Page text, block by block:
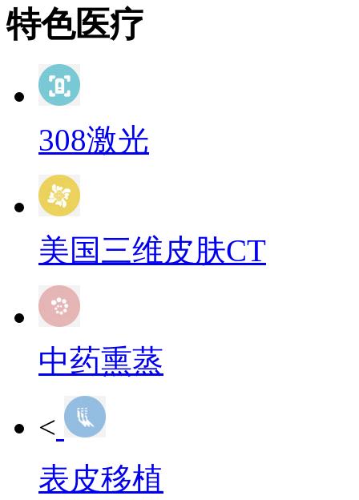
特色医疗
308激光
美国三维皮肤CT
中药熏蒸
<
表皮移植